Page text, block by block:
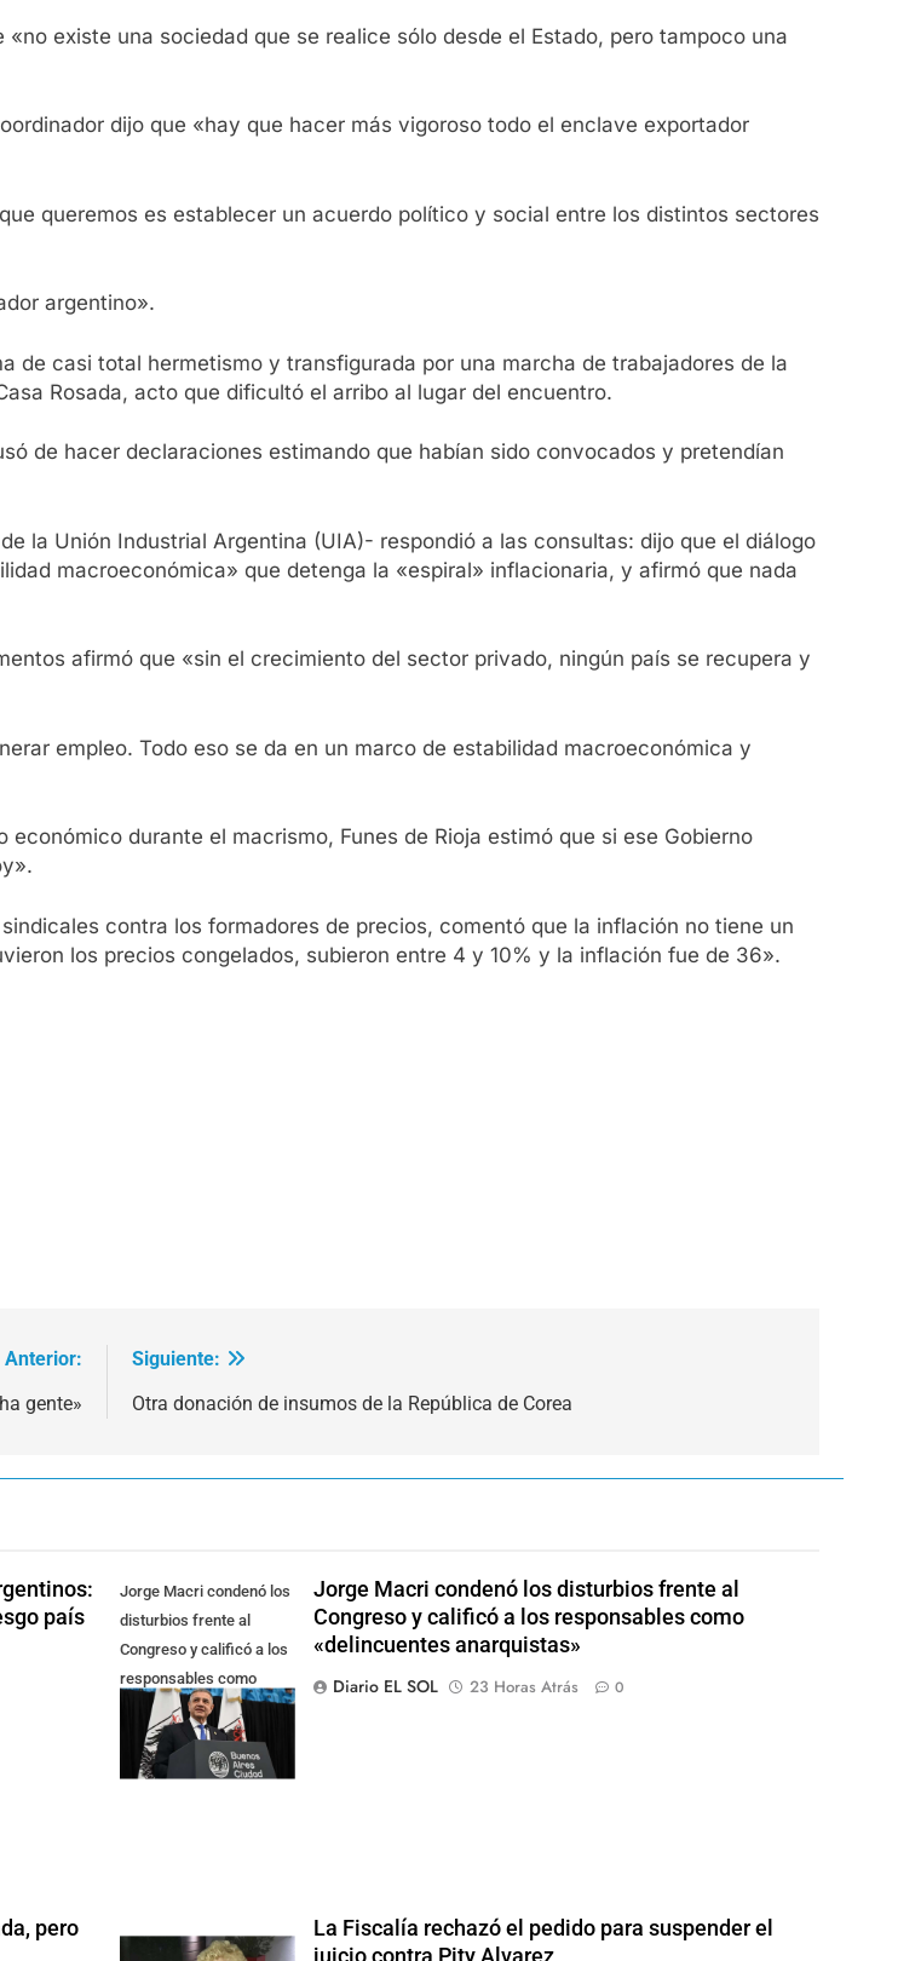
existe una sociedad que se realice sólo desde el Estado, pero tampoco una
dijo que «hay que hacer más vigoroso todo el enclave exportador
queremos es establecer un acuerdo político y social entre los distintos sectores
argentino».
de casi total hermetismo y transfigurada por una marcha de trabajadores de la
Rosada, acto que dificultó el arribo al lugar del encuentro.
de hacer declaraciones estimando que habían sido convocados y pretendían
la Unión Industrial Argentina (UIA)- respondió a las consultas: dijo que el diálogo
macroeconómica» que detenga la «espiral» inflacionaria, y afirmó que nada
afirmó que «sin el crecimiento del sector privado, ningún país se recupera y
empleo. Todo eso se da en un marco de estabilidad macroeconómica y
durante el macrismo, Funes de Rioja estimó que si ese Gobierno
contra los formadores de precios, comentó que la inflación no tiene un
los precios congelados, subieron entre 4 y 10% y la inflación fue de 36».
Anterior:
gente»
Siguiente:
Otra donación de insumos de la República de Corea
país
Jorge Macri condenó los
disturbios frente al
Congreso y calificó a los
responsables como
"delincuentes
anarquistas"
Jorge Macri condenó los disturbios frente al
Congreso y calificó a los responsables como
«delincuentes anarquistas»
Diario EL SOL
23 Horas Atrás 0
pero
La Fiscalía rechazó el pedido para suspender el
juicio contra Pity Alvarez